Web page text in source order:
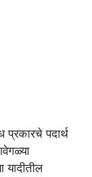
प्रकारचे पदार्थ
यादीतील